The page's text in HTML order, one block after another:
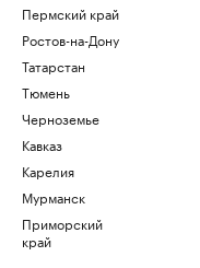
Пермский край
Ростов-на-Дону
Татарстан
Тюмень
Черноземье
Кавказ
Карелия
Мурманск
Приморский
край